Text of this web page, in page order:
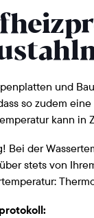
und
so zudem
kann in
Bei der
stets von